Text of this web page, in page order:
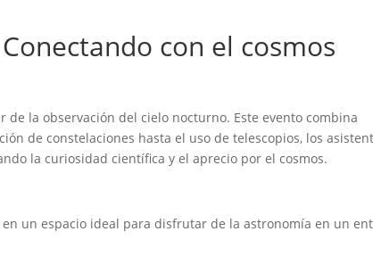
con el cosmos
la observación del cielo nocturno. Este evento combina
de constelaciones hasta el uso de telescopios, los
la curiosidad científica y el aprecio por el cosmos.
un espacio ideal para disfrutar de la astronomía en un